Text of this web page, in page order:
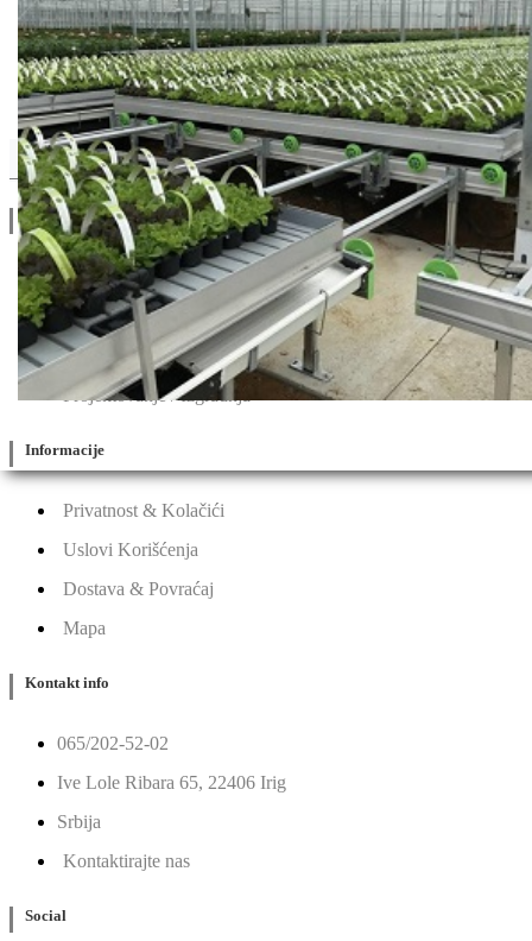
Sharda
Drugi Proizvodi od Sharda
Linkovi
O Nama
Katalozi
Blog
Projektovanje / Izgradnja
Informacije
Privatnost & Kolačići
Uslovi Korišćenja
Dostava & Povraćaj
Mapa
Kontakt info
065/202-52-02
Ive Lole Ribara 65, 22406 Irig
Srbija
Kontaktirajte nas
Social